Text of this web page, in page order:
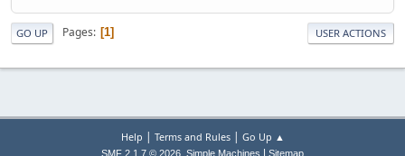
GO UP Pages 1 USER ACTIONS
Help | Terms and Rules| Go Up ▲
SMF 2.1.7 © 2026 Simple Machines Sitemap